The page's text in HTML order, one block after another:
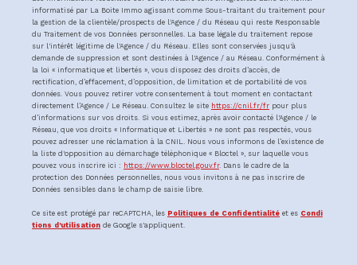
informatisé par La Boite Immo agissant comme Sous-traitant du traitement pour
la gestion de la clientèle/prospects de l'Agence / du Réseau qui reste Responsable
du Traitement de vos Données personnelles. La base légale du traitement repose
sur l'intérêt légitime de l'Agence / du Réseau. Elles sont conservées jusqu'à
demande de suppression et sont destinées à l'Agence / au Réseau. Conformément à
la loi « informatique et libertés », vous disposez des droits d’accès, de
rectification, d’effacement, d’opposition, de limitation et de portabilité de vos
données. Vous pouvez retirer votre consentement à tout moment en contactant
directement l’Agence / Le Réseau. Consultez le site https://cnil.fr/fr pour plus
d’informations sur vos droits. Si vous estimez, après avoir contacté l'Agence / le
Réseau, que vos droits « Informatique et Libertés » ne sont pas respectés, vous
pouvez adresser une réclamation à la CNIL. Nous vous informons de l’existence de
la liste d'opposition au démarchage téléphonique « Bloctel », sur laquelle vous
pouvez vous inscrire ici : https://www.bloctel.gouv.fr. Dans le cadre de la
protection des Données personnelles, nous vous invitons à ne pas inscrire de
Données sensibles dans le champ de saisie libre.
Ce site est protégé par reCAPTCHA, les Politiques de Confidentialité et es Condi
tions d'utilisation de Google s'appliquent.